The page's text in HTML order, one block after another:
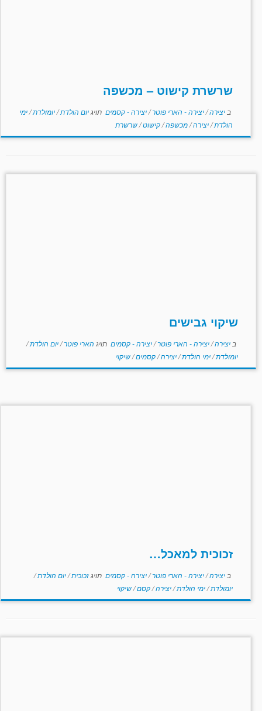
שרשרת קישוט – מכשפה
ב יצירה/יצירה - הארי פוטר/יצירה - קסמים תויגיום הולדת/יומולדת/ימי
הולדת/יצירה/מכשפה/קישוט/שרשרת
שיקוי גבישים
ב יצירה/יצירה - הארי פוטר/יצירה - קסמים תויג הארי פוטר/יום הולדת/
יומולדת/ימי הולדת/יצירה/קסמים/שיקוי
זכוכית למאכל…
ב יצירה/יצירה - הארי פוטר/יצירה - קסמים תויגזכוכית/יום הולדת/
יומולדת/ימי הולדת/יצירה/קסם/שיקוי